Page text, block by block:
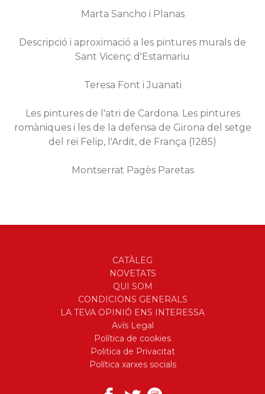
Marta Sancho i Planas
Descripció i aproximació a les pintures murals de
Sant Vicenç d'Estamariu
Teresa Font i Juanati
Les pintures de l'atri de Cardona. Les pintures
romàniques i les de la defensa de Girona del setge
del rei Felip, l'Ardit, de França (1285)
Montserrat Pagès Paretas
CATÀLEG
NOVETATS
QUI SOM
CONDICIONS GENERALS
LA TEVA OPINIÓ ENS INTERESSA
Avís Legal
Política de cookies
Politica de Privacitat
Política xarxes socials